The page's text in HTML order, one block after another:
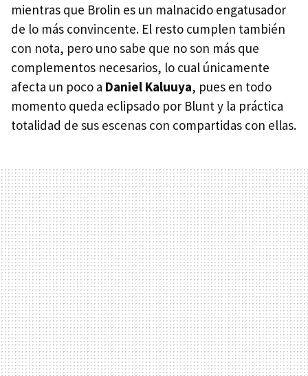
mientras que Brolin es un malnacido engatusador
de lo más convincente. El resto cumplen también
con nota, pero uno sabe que no son más que
complementos necesarios, lo cual únicamente
afecta un poco a Daniel Kaluuya, pues en todo
momento queda eclipsado por Blunt y la práctica
totalidad de sus escenas con compartidas con ellas.